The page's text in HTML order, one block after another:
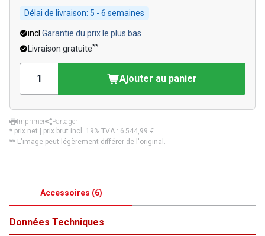
Délai de livraison: 5 - 6 semaines
incl. Garantie du prix le plus bas
Livraison gratuite**
Ajouter au panier
Imprimer
Partager
* prix net | prix brut incl. 19% TVA : 6 544,99 €
** L'image peut légèrement différer de l'original.
Accessoires (6)
Données Techniques